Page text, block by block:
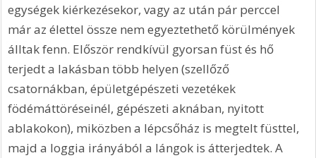
egységek kiérkezésekor, vagy az után pár perccel
már az élettel össze nem egyeztethető körülmények
álltak fenn. Először rendkívül gyorsan füst és hő
terjedt a lakásban több helyen (szellőző
csatornákban, épületgépészeti vezetékek
födémáttöréseinél, gépészeti aknában, nyitott
ablakokon), miközben a lépcsőház is megtelt füsttel,
majd a loggia irányából a lángok is átterjedtek. A